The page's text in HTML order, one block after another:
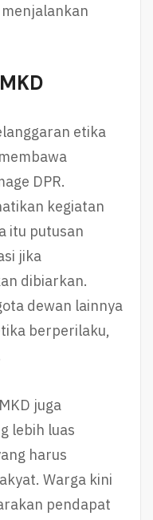
etika
DPR.
kegiatan
itu putusan
jika
dibiarkan.
dewan lainnya
berperilaku,
juga
lebih luas
harus
Warga kini
pendapat